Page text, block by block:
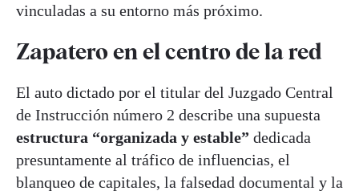
vinculadas a su entorno más próximo.
Zapatero en el centro de la red
El auto dictado por el titular del Juzgado Central
de Instrucción número 2 describe una supuesta
estructura “organizada y estable” dedicada
presuntamente al tráfico de influencias, el
blanqueo de capitales, la falsedad documental y la